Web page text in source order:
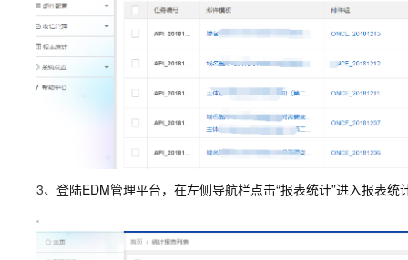
3、 登陆EDM管理平台，在左侧导航栏点击“报表统计”进入报表